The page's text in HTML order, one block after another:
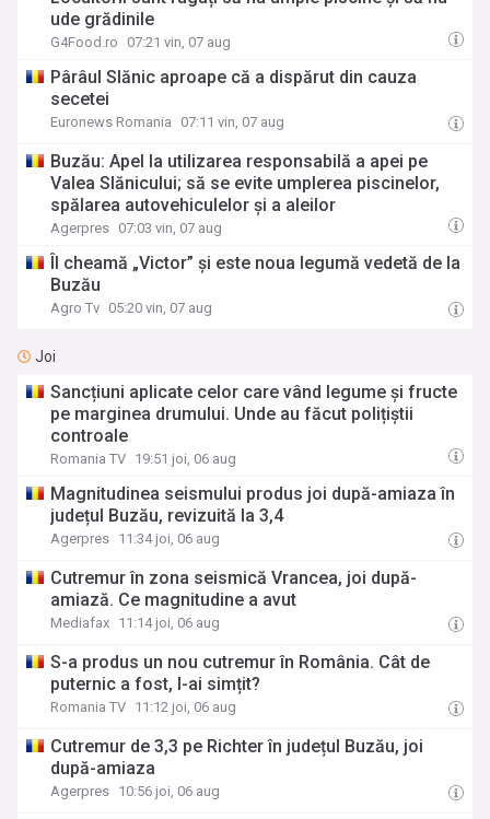
ude grădinile
G4Food.ro 07:21 vin, 07 aug
Pârâul Slănic aproape că a dispărut din cauza
secetei
Euronews Romania 07:11 vin, 07 aug
Buzău: Apel la utilizarea responsabilă a apei pe
Valea Slănicului; să se evite umplerea piscinelor,
spălarea autovehiculelor și a aleilor
Agerpres 07:03 vin, 07 aug
Îl cheamă „Victor” și este noua legumă vedetă de la
Buzău
Agro Tv 05:20 vin, 07 aug
Joi
Sancțiuni aplicate celor care vând legume și fructe
pe marginea drumului. Unde au făcut polițiștii
controale
Romania TV 19:51 joi, 06 aug
Magnitudinea seismului produs joi după-amiaza în
județul Buzău, revizuită la 3,4
Agerpres 11:34 joi, 06 aug
Cutremur în zona seismică Vrancea, joi după-
amiază. Ce magnitudine a avut
Mediafax 11:14 joi, 06 aug
S-a produs un nou cutremur în România. Cât de
puternic a fost, l-ai simțit?
Romania TV 11:12 joi, 06 aug
Cutremur de 3,3 pe Richter în județul Buzău, joi
după-amiaza
Agerpres 10:56 joi, 06 aug